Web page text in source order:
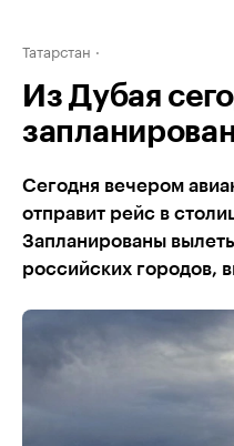
Татарстан
Из Дубая
Сегодня вечером
отправит рейс в
Запланированы
российских городов,